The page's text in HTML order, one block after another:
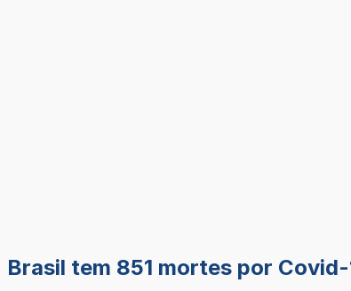
Brasil tem 851 mortes por